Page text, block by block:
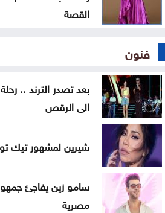
القصة
فنون
بعد تصدر الترند ..
الى الرقص
شيرين لمشهور تيك
سامو زين يفاجئ
مصرية